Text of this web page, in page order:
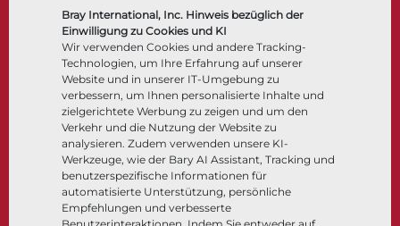
Bray International, Inc. Hinweis bezüglich der
Einwilligung zu Cookies und KI
Wir verwenden Cookies und andere Tracking-
Technologien, um Ihre Erfahrung auf unserer
Website und in unserer IT-Umgebung zu
verbessern, um Ihnen personalisierte Inhalte und
zielgerichtete Werbung zu zeigen und um den
Verkehr und die Nutzung der Website zu
analysieren. Zudem verwenden unsere KI-
Werkzeuge, wie der Bary AI Assistant, Tracking und
benutzerspezifische Informationen für
automatisierte Unterstützung, persönliche
Empfehlungen und verbesserte
Regelarmaturen
Rückschlagklappen
Antriebe | Betätigungen
Steuer- und Regeltechnik
Tieftemperatur​​​​​​​
Unternehmen
Über
Standorte
Lieferantenmanagement
Nachhaltigkeit
Dokumentation
Dokumente
Wissenszentrum
Software
Werkstoffauswahl